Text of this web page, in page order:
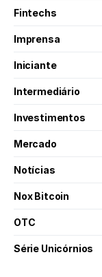
Fintechs
Imprensa
Iniciante
Intermediário
Investimentos
Mercado
Notícias
Nox Bitcoin
OTC
Série Unicórnios